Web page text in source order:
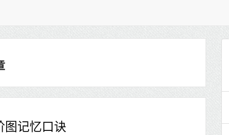
图记忆口诀